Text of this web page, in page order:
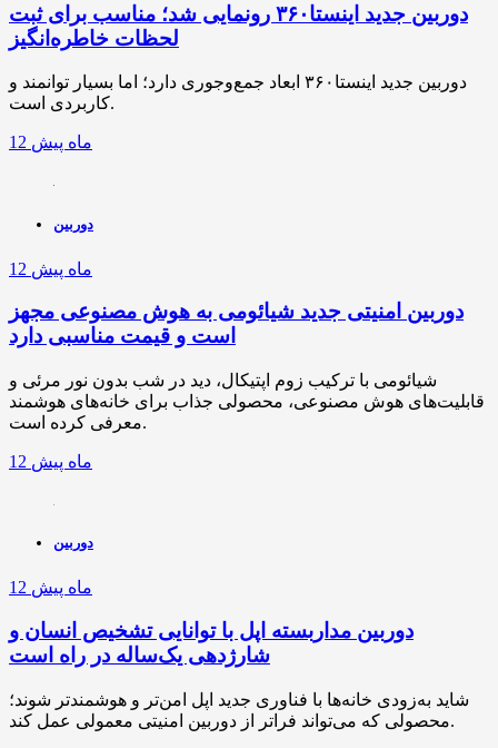
دوربین جدید اینستا۳۶۰ رونمایی شد؛ مناسب برای ثبت
لحظات خاطره‌انگیز
دوربین جدید اینستا۳۶۰ ابعاد جمع‌وجوری دارد؛ اما بسیار توانمند و
کاربردی است.
12 ماه پیش
دوربین
12 ماه پیش
دوربین امنیتی جدید شیائومی به هوش مصنوعی مجهز
است و قیمت مناسبی دارد
شیائومی با ترکیب زوم اپتیکال، دید در شب بدون نور مرئی و
قابلیت‌های هوش مصنوعی، محصولی جذاب برای خانه‌های هوشمند
معرفی کرده است.
12 ماه پیش
دوربین
12 ماه پیش
دوربین مداربسته اپل با توانایی تشخیص انسان و
شارژدهی یک‌ساله در راه است
شاید به‌زودی خانه‌ها با فناوری جدید اپل امن‌تر و هوشمندتر شوند؛
محصولی که می‌تواند فراتر از دوربین امنیتی معمولی عمل کند.